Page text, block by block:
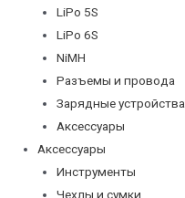
LiPo 5S
LiPo 6S
NiMH
Разъемы и провода
Зарядные устройства
Аксессуары
Аксессуары
Инструменты
Чехлы и сумки